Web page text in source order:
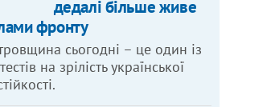
дедалі більше живе
фронту
сьогодні – це один із
на зрілість української